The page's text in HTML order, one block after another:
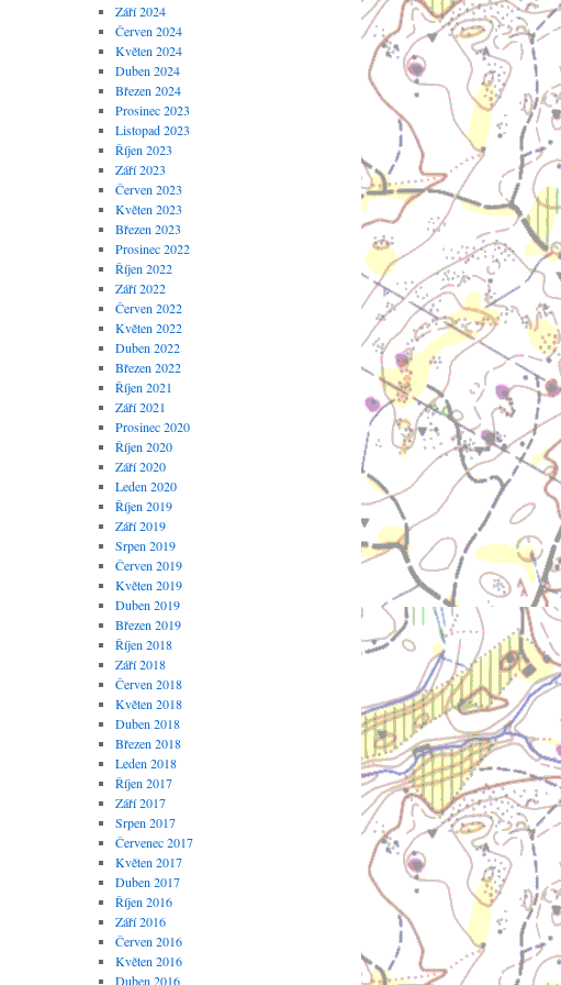
Září 2024
Červen 2024
Květen 2024
Duben 2024
Březen 2024
Prosinec 2023
Listopad 2023
Říjen 2023
Září 2023
Červen 2023
Květen 2023
Březen 2023
Prosinec 2022
Říjen 2022
Září 2022
Červen 2022
Květen 2022
Duben 2022
Březen 2022
Říjen 2021
Září 2021
Prosinec 2020
Říjen 2020
Září 2020
Leden 2020
Říjen 2019
Září 2019
Srpen 2019
Červen 2019
Květen 2019
Duben 2019
Březen 2019
Říjen 2018
Září 2018
Červen 2018
Květen 2018
Duben 2018
Březen 2018
Leden 2018
Říjen 2017
Září 2017
Srpen 2017
Červenec 2017
Květen 2017
Duben 2017
Říjen 2016
Září 2016
Červen 2016
Květen 2016
Duben 2016